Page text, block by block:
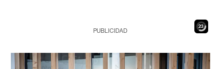
21
PUBLICIDAD